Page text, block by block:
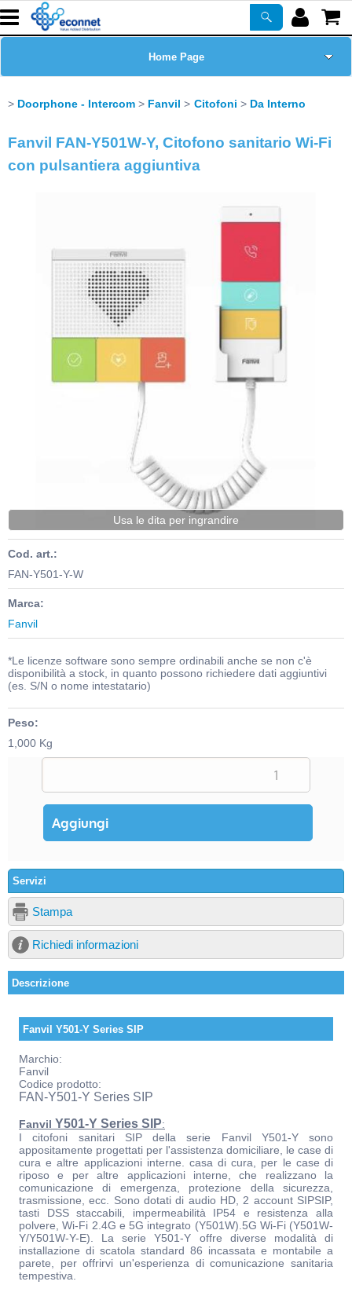
Home Page
Prodotti
Certificazioni
Newsletter
Doorphone - Intercom Fanvil Citofoni Da Interno
Fanvil FAN-Y501W-Y, Citofono sanitario Wi-Fi
con pulsantiera aggiuntiva
Usa le dita per ingrandire
Cod. art.:
FAN-Y501-Y-W
Marca:
Fanvil
*Le licenze software sono sempre ordinabili anche se non c'è
disponibilità a stock, in quanto possono richiedere dati aggiuntivi
(es. S/N o nome intestatario)
Peso:
1,000 Kg
Servizi
Stampa
Richiedi informazioni
Descrizione
Fanvil Y501-Y Series SIP
Marchio:
Fanvil
Codice prodotto:
FAN-Y501-Y Series SIP
Fanvil Y501-Y Series SIP:
I citofoni sanitari SIP della serie Fanvil Y501-Y sono
appositamente progettati per l'assistenza domiciliare, le case di
cura e altre applicazioni interne. casa di cura, per le case di
riposo e per altre applicazioni interne, che realizzano la
comunicazione di emergenza, protezione della sicurezza,
trasmissione, ecc. Sono dotati di audio HD, 2 account SIPSIP,
tasti DSS staccabili, impermeabilità IP54 e resistenza alla
polvere, Wi-Fi 2.4G e 5G integrato (Y501W).5G Wi-Fi (Y501W-
Y/Y501W-Y-E). La serie Y501-Y offre diverse modalità di
installazione di scatola standard 86 incassata e montabile a
parete, per offrirvi un'esperienza di comunicazione sanitaria
tempestiva.